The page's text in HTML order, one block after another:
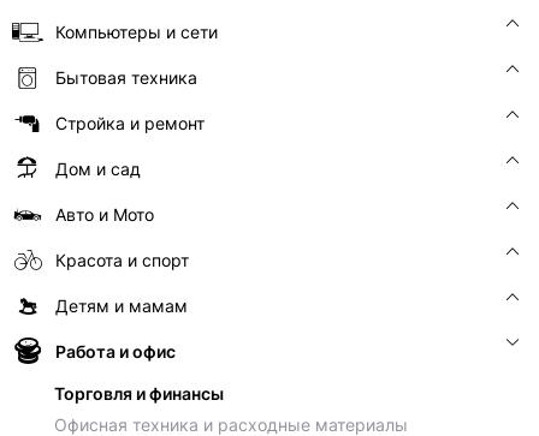
Компьютеры и сети
Бытовая техника
Стройка и ремонт
Дом и сад
Авто и Мото
Красота и спорт
Детям и мамам
Работа и офис
Торговля и финансы
Офисная техника и расходные материалы